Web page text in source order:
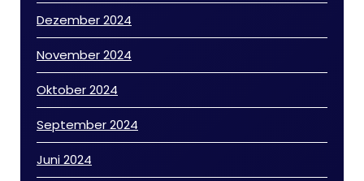
Dezember 2024
November 2024
Oktober 2024
September 2024
Juni 2024